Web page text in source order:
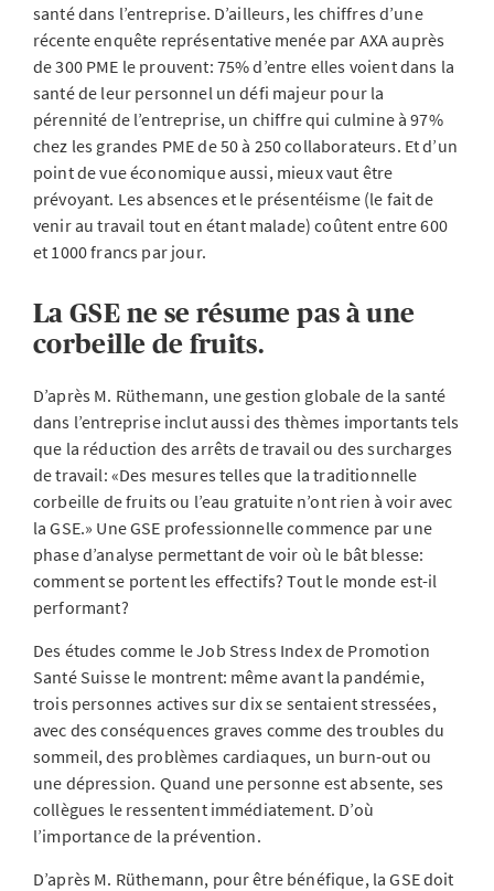
santé dans l’entreprise. D’ailleurs, les chiffres d’une
récente enquête représentative menée par AXA auprès
de 300 PME le prouvent: 75% d’entre elles voient dans la
santé de leur personnel un défi majeur pour la
pérennité de l’entreprise, un chiffre qui culmine à 97%
chez les grandes PME de 50 à 250 collaborateurs. Et d’un
point de vue économique aussi, mieux vaut être
prévoyant. Les absences et le présentéisme (le fait de
venir au travail tout en étant malade) coûtent entre 600
et 1000 francs par jour.
La GSE ne se résume pas à une
corbeille de fruits.
D’après M. Rüthemann, une gestion globale de la santé
dans l’entreprise inclut aussi des thèmes importants tels
que la réduction des arrêts de travail ou des surcharges
de travail: «Des mesures telles que la traditionnelle
corbeille de fruits ou l’eau gratuite n’ont rien à voir avec
la GSE.» Une GSE professionnelle commence par une
phase d’analyse permettant de voir où le bât blesse:
comment se portent les effectifs? Tout le monde est-il
performant?
Des études comme le Job Stress Index de Promotion
Santé Suisse le montrent: même avant la pandémie,
trois personnes actives sur dix se sentaient stressées,
avec des conséquences graves comme des troubles du
sommeil, des problèmes cardiaques, un burn-out ou
une dépression. Quand une personne est absente, ses
collègues le ressentent immédiatement. D’où
l’importance de la prévention.
D’après M. Rüthemann, pour être bénéfique, la GSE doit